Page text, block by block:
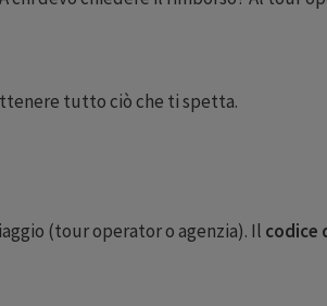
tutto ciò che ti spetta.
(tour operator o agenzia). Il codice